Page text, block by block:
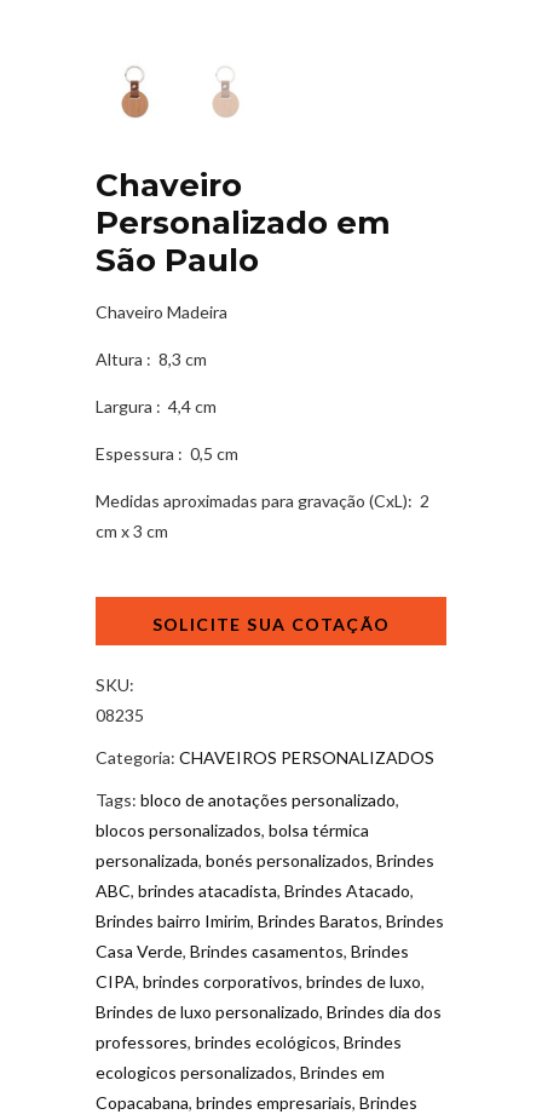
Chaveiro
Personalizado em
São Paulo
Chaveiro Madeira
Altura : 8,3 cm
Largura : 4,4 cm
Espessura : 0,5 cm
Medidas aproximadas para gravação (CxL): 2
cm x 3 cm
Paulo
quantidade
SKU:
08235
Categoria: CHAVEIROS PERSONALIZADOS
Tags: bloco de anotações personalizado,
blocos personalizados, bolsa térmica
personalizada, bonés personalizados, Brindes
ABC, brindes atacadista, Brindes Atacado,
Brindes bairro Imirim, Brindes Baratos, Brindes
Casa Verde, Brindes casamentos, Brindes
CIPA, brindes corporativos, brindes de luxo,
Brindes de luxo personalizado, Brindes dia dos
professores, brindes ecológicos, Brindes
ecologicos personalizados, Brindes em
Copacabana, brindes empresariais, Brindes